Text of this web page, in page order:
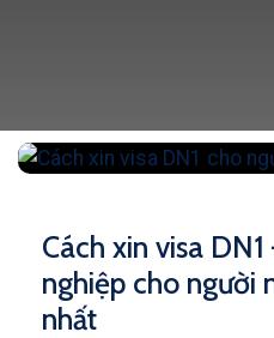
Cách xin visa
nghiệp cho người
nhất